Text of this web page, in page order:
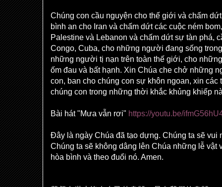
Chúng con cầu nguyện cho thế giới và chấm
bình an cho Iran và chấm dứt các cuộc ném
Palestine và Lebanon và chấm dứt sự tàn phá,
Congo, Cuba, cho những người đang sống
những người tị nạn trên toàn thế giới, cho
ốm đau và bất hạnh. Xin Chúa che chở những
con, ban cho chúng con sự khôn ngoan, xin các
chúng con trong những thời khắc khủng khiếp
Bài hát "Mưa vẫn rơi" https://youtu.be/
Đây là ngày Chúa đã tạo dựng. Chúng ta sẽ vui
Chúng ta sẽ không dâng lên Chúa những lễ vật
hòa bình và theo đuổi nó. Amen.